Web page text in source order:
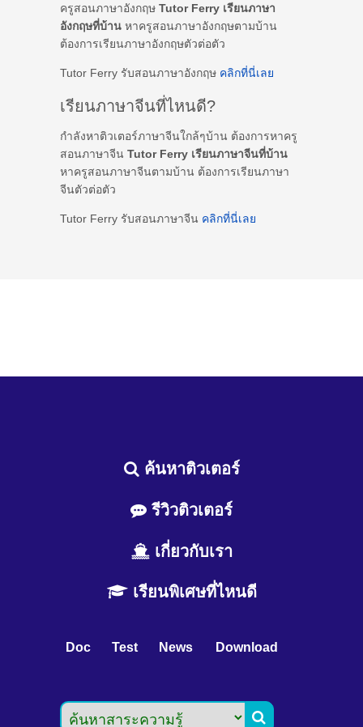
ครูสอนภาษาอังกฤษ Tutor Ferry เรียนภาษา
อังกฤษที่บ้าน หาครูสอนภาษาอังกฤษตามบ้าน
ต้องการเรียนภาษาอังกฤษตัวต่อตัว
Tutor Ferry รับสอนภาษาอังกฤษ คลิกที่นี่เลย
เรียนภาษาจีนที่ไหนดี?
กำลังหาติวเตอร์ภาษาจีนใกล้ๆบ้าน ต้องการหาครู
สอนภาษาจีน Tutor Ferry เรียนภาษาจีนที่บ้าน
หาครูสอนภาษาจีนตามบ้าน ต้องการเรียนภาษา
จีนตัวต่อตัว
Tutor Ferry รับสอนภาษาจีน คลิกที่นี่เลย
ค้นหาติวเตอร์
รีวิวติวเตอร์
เกี่ยวกับเรา
เรียนพิเศษที่ไหนดี
Doc Test News Download
